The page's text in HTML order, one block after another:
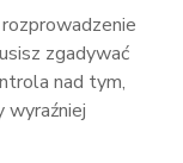
zgadywać
nad tym,
wyraźniej